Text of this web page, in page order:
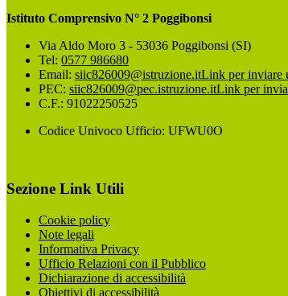
Istituto Comprensivo N° 2 Poggibonsi
Via Aldo Moro 3 - 53036 Poggibonsi (SI)
Tel: 0577 986680
Email: siic826009@istruzione.itLink per inviare
PEC: siic826009@pec.istruzione.itLink per
C.F.: 91022250525
Codice Univoco Ufficio: UFWU0O
Sezione Link Utili
Cookie policy
Note legali
Informativa Privacy
Ufficio Relazioni con il Pubblico
Dichiarazione di accessibilità
Obiettivi di accessibilità